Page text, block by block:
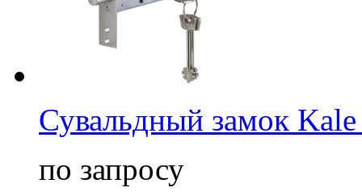
Сувальдный замок
по запросу